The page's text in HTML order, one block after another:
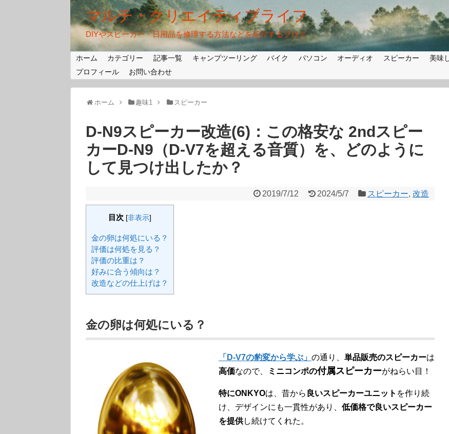
マルチ・クリエイティブライフ
DIYやスピーカー・日用品を修理する方法などを紹介するブログ
ホーム カテゴリー 記事一覧 キャンプツーリング バイク パソコン オーディオ スピーカー 美味
プロフィール
お問い合わせ
ホーム 趣味1 スピーカー
D-N9スピーカー改造(6)：この格安な 2ndスピー
カーD-N9（D-V7を超える音質）を、どのように
して見つけ出したか？
2019/7/12 2024/5/7 スピーカー, 改造
目次 [非表示]
金の卵は何処にいる？
評価は何処を見る？
評価の比重は？
好みに合う傾向は？
改造などの仕上げは？
金の卵は何処にいる？
「D-V7の豹変から学ぶ」 の通り、 単品販売のスピーカーは
高価なので、 ミニコンポの付属スピーカーがねらい目！
特にONKYOは、昔から 良いスピーカーユニット を作り続
け、デザインにも一貫性があり、 低価格で良いスピーカー
を提供し続けてくれた。